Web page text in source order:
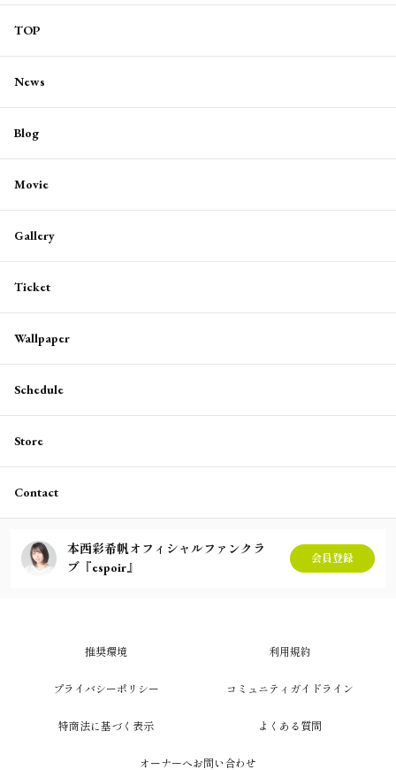
TOP
News
Blog
Movie
Gallery
Ticket
Wallpaper
Schedule
Store
Contact
本西彩希帆オフィシャルファンクラ
ブ『espoir』
会員登録
推奨環境 利用規約
プライバシーポリシー コミュニティガイドライン
特商法に基づく表示 よくある質問
オーナーへお問い合わせ